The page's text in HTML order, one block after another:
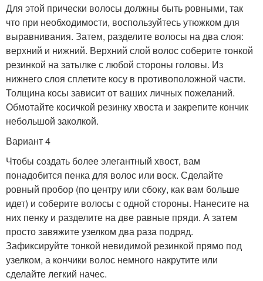
Для этой прически волосы должны быть ровными, так
что при необходимости, воспользуйтесь утюжком для
выравнивания. Затем, разделите волосы на два слоя:
верхний и нижний. Верхний слой волос соберите тонкой
резинкой на затылке с любой стороны головы. Из
нижнего слоя сплетите косу в противоположной части.
Толщина косы зависит от ваших личных пожеланий.
Обмотайте косичкой резинку хвоста и закрепите кончик
небольшой заколкой.
Вариант 4
Чтобы создать более элегантный хвост, вам
понадобится пенка для волос или воск. Сделайте
ровный пробор (по центру или сбоку, как вам больше
идет) и соберите волосы с одной стороны. Нанесите на
них пенку и разделите на две равные пряди. А затем
просто завяжите узелком два раза подряд.
Зафиксируйте тонкой невидимой резинкой прямо под
узелком, а кончики волос немного накрутите или
сделайте легкий начес.